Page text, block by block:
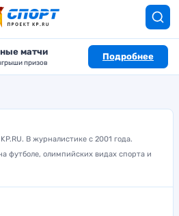
матчи
призов
Подробнее
В журналистике с 2001 года.
футболе, олимпийских видах спорта и